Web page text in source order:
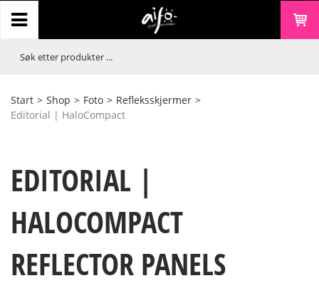
Start > Shop > Foto > Refleksskjermer >
Editorial | HaloCompact
EDITORIAL |
HALOCOMPACT
REFLECTOR PANELS